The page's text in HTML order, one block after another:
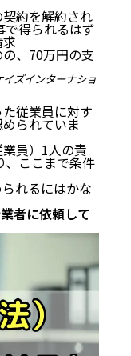
約を解約され
で得られるはず
、70万円の支
ズインターナショ
従業員に対す
られていま
員）1人の責
、ここまで条件
れるにはかな
者に依頼して
引き継ぎなしで
はない
賠償請求され
ケース
行業者に依頼し
い
とになる
遭う
あるので注意！
社が無視や拒否
職代行は弁護士